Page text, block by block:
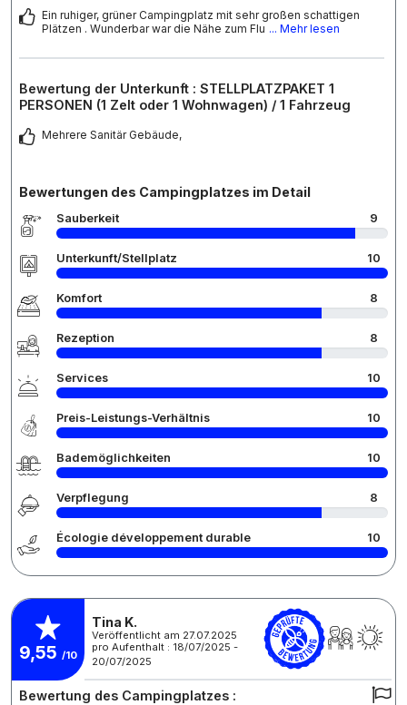
Ein ruhiger, grüner Campingplatz mit sehr großen schattigen
Plätzen . Wunderbar war die Nähe zum Flu ... Mehr lesen
Bewertung der Unterkunft : STELLPLATZPAKET 1
PERSONEN (1 Zelt oder 1 Wohnwagen) / 1 Fahrzeug
Mehrere Sanitär Gebäude,
Bewertungen des Campingplatzes im Detail
Sauberkeit 9
Unterkunft/Stellplatz 10
Komfort 8
Rezeption 8
Services 10
Preis-Leistungs-Verhältnis 10
Bademöglichkeiten 10
Verpflegung 8
Écologie développement durable 10
9,55 /10
Tina K.
Veröffentlicht am 27.07.2025
pro Aufenthalt : 18/07/2025 -
20/07/2025
Bewertung des Campingplatzes :